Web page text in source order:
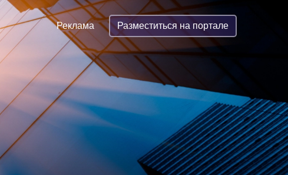
Реклама Разместиться на портале